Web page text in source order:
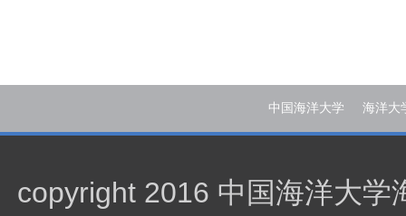
中国海洋大学 海洋大
copyright 2016 中国海洋大学